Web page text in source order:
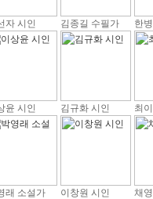
자 시인 김종길 수필가 한
윤 시인 김규화 시인 최
래 소설가 이창원 시인 채